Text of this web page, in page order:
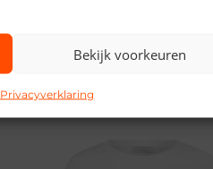
Bekijk voorkeuren
Privacyverklaring